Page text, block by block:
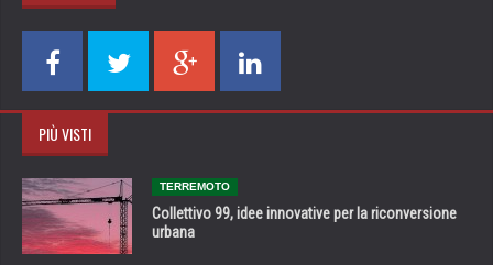
PIÙ VISTI
TERREMOTO
Collettivo 99, idee innovative per la riconversione
urbana